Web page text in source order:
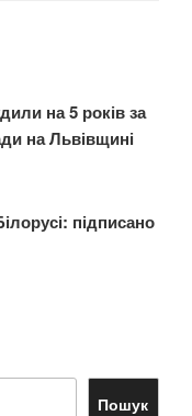
на 5 років за
на Львівщині
підписано
Пошук